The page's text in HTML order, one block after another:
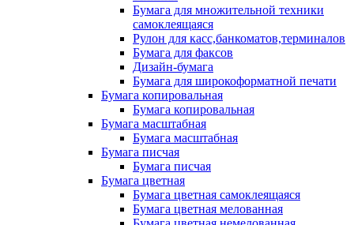
Бумага для множительной техники
самоклеящаяся
Рулон для касс,банкоматов,терминалов
Бумага для факсов
Дизайн-бумага
Бумага для широкоформатной печати
Бумага копировальная
Бумага копировальная
Бумага масштабная
Бумага масштабная
Бумага писчая
Бумага писчая
Бумага цветная
Бумага цветная самоклеящаяся
Бумага цветная мелованная